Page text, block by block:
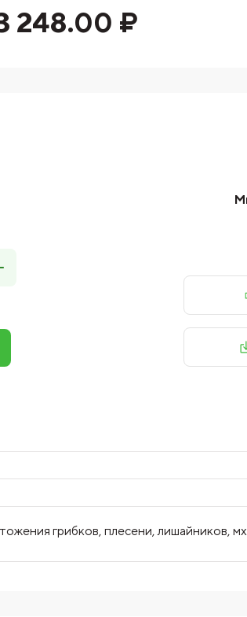
248.00 ₽
грибков, плесени, лишайников,